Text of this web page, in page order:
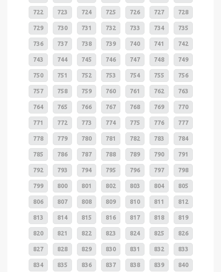
722 723 724 725 726 727 728
729 730 731 732 733 734 735
736 737 738 739 740 741 742
743 744 745 746 747 748 749
750 751 752 753 754 755 756
757 758 759 760 761 762 763
764 765 766 767 768 769 770
771 772 773 774 775 776 777
778 779 780 781 782 783 784
785 786 787 788 789 790 791
792 793 794 795 796 797 798
799 800 801 802 803 804 805
806 807 808 809 810 811 812
813 814 815 816 817 818 819
820 821 822 823 824 825 826
827 828 829 830 831 832 833
834 835 836 837 838 839 840